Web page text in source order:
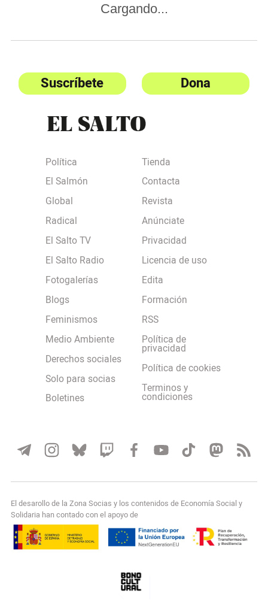
Cargando...
Suscríbete Dona
Política
El Salmón
Global
Radical
El Salto TV
El Salto Radio
Fotogalerías
Blogs
Feminismos
Medio Ambiente
Derechos sociales
Solo para socias
Boletines
Tienda
Contacta
Revista
Anúnciate
Privacidad
Licencia de uso
Edita
Formación
RSS
Política de
privacidad
Política de cookies
Terminos y
condiciones
El desarollo de la Zona Socias y los contenidos de Economía Social y
Solidaria han contado con el apoyo de